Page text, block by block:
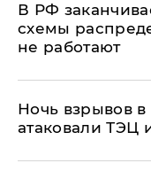
​В РФ
схемы
не работают
​Ночь взрывов
атаковали ТЭЦ